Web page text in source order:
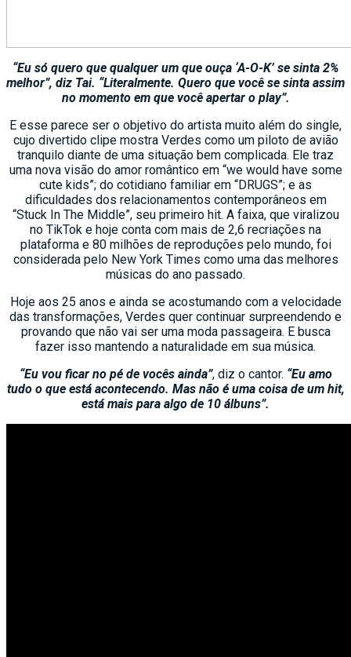
“Eu só quero que qualquer um que ouça ‘A-O-K’ se sinta 2%
melhor”, diz Tai. “Literalmente. Quero que você se sinta assim
no momento em que você apertar o play”.
E esse parece ser o objetivo do artista muito além do single,
cujo divertido clipe mostra Verdes como um piloto de avião
tranquilo diante de uma situação bem complicada. Ele traz
uma nova visão do amor romântico em “we would have some
cute kids”; do cotidiano familiar em “DRUGS”; e as
dificuldades dos relacionamentos contemporâneos em
“Stuck In The Middle”, seu primeiro hit. A faixa, que viralizou
no TikTok e hoje conta com mais de 2,6 recriações na
plataforma e 80 milhões de reproduções pelo mundo, foi
considerada pelo New York Times como uma das melhores
músicas do ano passado.
Hoje aos 25 anos e ainda se acostumando com a velocidade
das transformações, Verdes quer continuar surpreendendo e
provando que não vai ser uma moda passageira. E busca
fazer isso mantendo a naturalidade em sua música.
“Eu vou ficar no pé de vocês ainda”, diz o cantor. “Eu amo
tudo o que está acontecendo. Mas não é uma coisa de um hit,
está mais para algo de 10 álbuns”.